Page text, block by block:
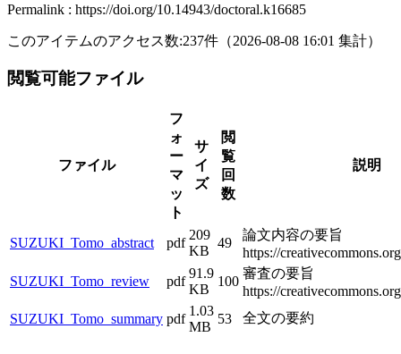
Permalink : https://doi.org/10.14943/doctoral.k16685
このアイテムのアクセス数:237件 （2026-08-08 16:01 集計）
閲覧可能ファイル
ファイル
フ
ォ
ー
マ
ッ
ト
サ
イ
ズ
閲
覧
回
数
説明
SUZUKI_Tomo_abstract pdf
209
KB
49
論文内容の要旨
https://
SUZUKI_Tomo_review
pdf
91.9
KB
100
審査の要旨
https://
SUZUKI_Tomo_summary pdf
1.03
MB
53 全文の要約